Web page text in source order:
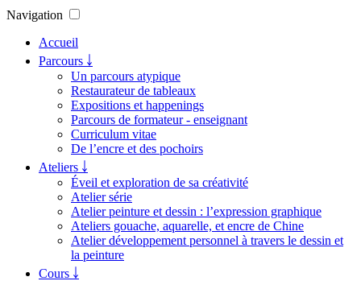
Navigation
Accueil
Parcours ￬
Un parcours atypique
Restaurateur de tableaux
Expositions et happenings
Parcours de formateur - enseignant
Curriculum vitae
De l’encre et des pochoirs
Ateliers ￬
Éveil et exploration de sa créativité
Atelier série
Atelier peinture et dessin : l’expression graphique
Ateliers gouache, aquarelle, et encre de Chine
Atelier développement personnel à travers le dessin et
la peinture
Cours ￬